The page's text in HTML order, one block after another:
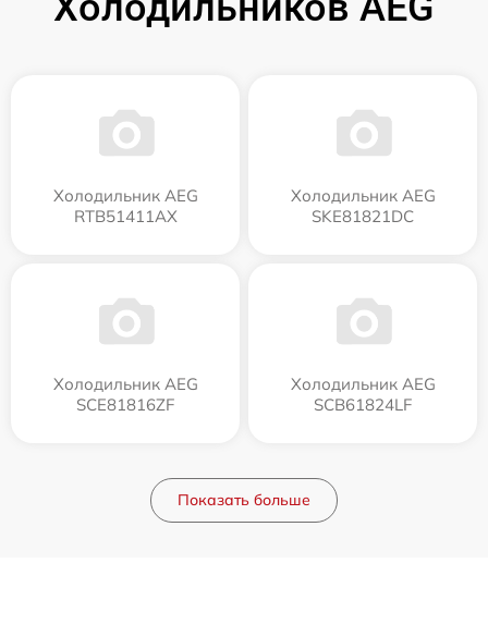
Холодильник AEG
RTB51411AX
Холодильник AEG
SKE81821DC
Холодильник AEG
SCE81816ZF
Холодильник AEG
SCB61824LF
Показать больше